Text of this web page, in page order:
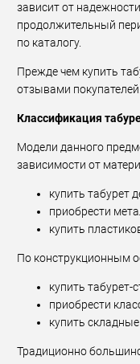
зависит от
продолжительный
по каталогу.
Прежде чем купить
отзывами покупателей.
Классификация
Модели данного
зависимости от
купить табурет
приобрести
купить
По конструкционным
купить табурет-
приобрести
купить
Традиционно